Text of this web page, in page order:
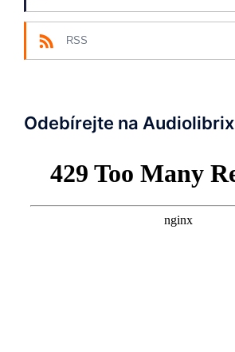
RSS
Odebírejte na Audiolibrix